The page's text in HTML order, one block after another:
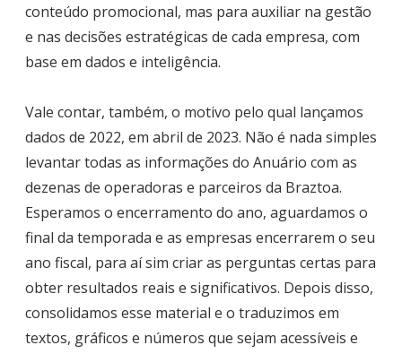
conteúdo promocional, mas para auxiliar na gestão
e nas decisões estratégicas de cada empresa, com
base em dados e inteligência.
Vale contar, também, o motivo pelo qual lançamos
dados de 2022, em abril de 2023. Não é nada simples
levantar todas as informações do Anuário com as
dezenas de operadoras e parceiros da Braztoa.
Esperamos o encerramento do ano, aguardamos o
final da temporada e as empresas encerrarem o seu
ano fiscal, para aí sim criar as perguntas certas para
obter resultados reais e significativos. Depois disso,
consolidamos esse material e o traduzimos em
textos, gráficos e números que sejam acessíveis e